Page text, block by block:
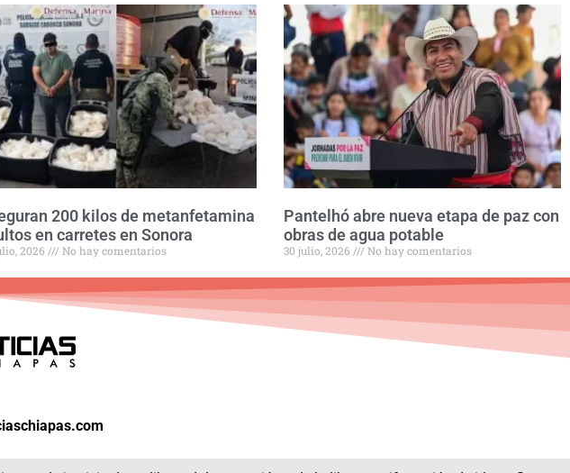
200 kilos de metanfetamina
en carretes en Sonora
2026 No hay comentarios
Pantelhó abre nueva etapa de paz con
obras de agua potable
30 julio, 2026 No hay comentarios